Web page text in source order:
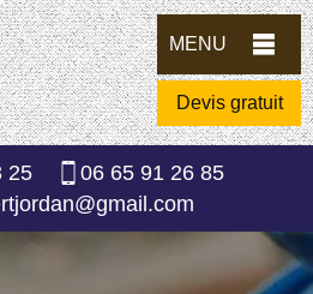
MENU
Devis gratuit
25
06 65 91 26 85